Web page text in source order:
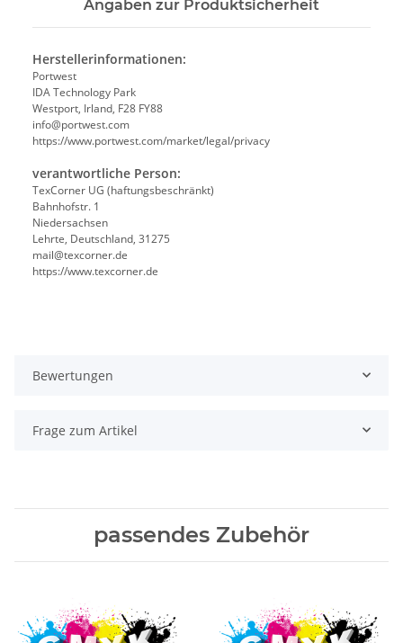
Angaben zur Produktsicherheit
Herstellerinformationen:
Portwest
IDA Technology Park
Westport, Irland, F28 FY88
info@portwest.com
https://www.portwest.com/market/legal/privacy
verantwortliche Person:
TexCorner UG (haftungsbeschränkt)
Bahnhofstr. 1
Niedersachsen
Lehrte, Deutschland, 31275
mail@texcorner.de
https://www.texcorner.de
Bewertungen
Frage zum Artikel
passendes Zubehör